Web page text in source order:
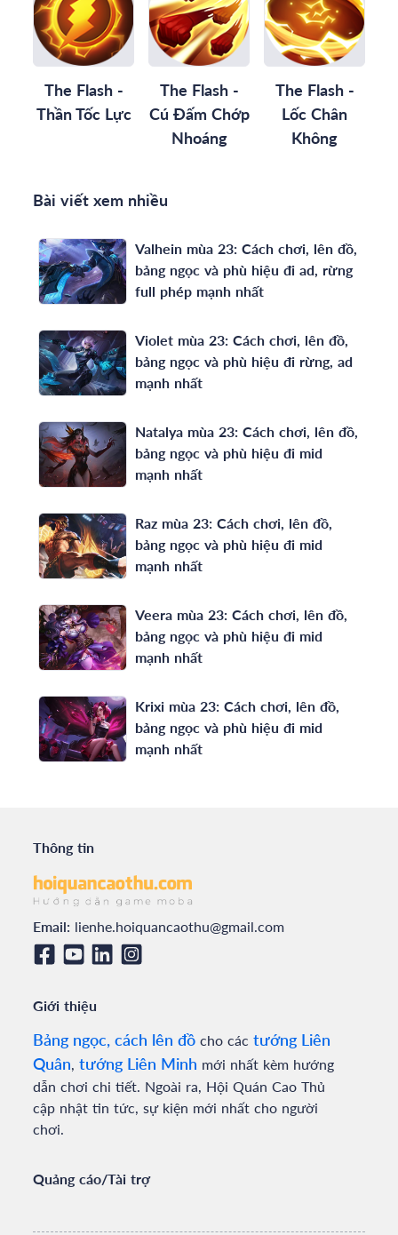
The Flash -
Thần Tốc Lực
The Flash -
Cú Đấm Chớp
Nhoáng
The Flash -
Lốc Chân
Không
Bài viết xem nhiều
Valhein mùa 23: Cách chơi, lên đồ,
bảng ngọc và phù hiệu đi ad, rừng
full phép mạnh nhất
Violet mùa 23: Cách chơi, lên đồ,
bảng ngọc và phù hiệu đi rừng, ad
mạnh nhất
Natalya mùa 23: Cách chơi, lên đồ,
bảng ngọc và phù hiệu đi mid
mạnh nhất
Raz mùa 23: Cách chơi, lên đồ,
bảng ngọc và phù hiệu đi mid
mạnh nhất
Veera mùa 23: Cách chơi, lên đồ,
bảng ngọc và phù hiệu đi mid
mạnh nhất
Krixi mùa 23: Cách chơi, lên đồ,
bảng ngọc và phù hiệu đi mid
mạnh nhất
Thông tin
Email: lienhe.hoiquancaothu@gmail.com
Giới thiệu
Bảng ngọc, cách lên đồ cho các tướng Liên
Quân tướng Liên Minh mới nhất kèm hướng
dẫn chơi chi tiết. Ngoài ra, Hội Quán Cao Thủ
cập nhật tin tức, sự kiện mới nhất cho người
chơi.
Quảng cáo/Tài trợ